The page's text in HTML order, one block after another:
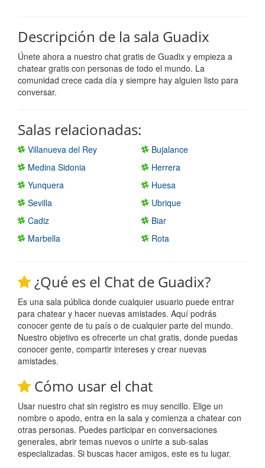
Descripción de la sala Guadix
Únete ahora a nuestro chat gratis de Guadix y empieza a
chatear gratis con personas de todo el mundo. La
comunidad crece cada día y siempre hay alguien listo para
conversar.
Salas relacionadas:
Villanueva del Rey
Bujalance
Medina Sidonia
Herrera
Yunquera
Huesa
Sevilla
Ubrique
Cadiz
Biar
Marbella
Rota
¿Qué es el Chat de Guadix?
Es una sala pública donde cualquier usuario puede entrar
para chatear y hacer nuevas amistades. Aquí podrás
conocer gente de tu país o de cualquier parte del mundo.
Nuestro objetivo es ofrecerte un chat gratis, donde puedas
conocer gente, compartir intereses y crear nuevas
amistades.
Cómo usar el chat
Usar nuestro chat sin registro es muy sencillo. Elige un
nombre o apodo, entra en la sala y comienza a chatear con
otras personas. Puedes participar en conversaciones
generales, abrir temas nuevos o unirte a sub-salas
especializadas. Si buscas hacer amigos, este es tu lugar.